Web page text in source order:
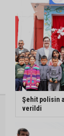
Şehit polisin
verildi